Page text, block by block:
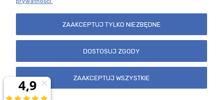
Zobacz również
Nasz sklep
Regulamin i Formularze
ZAAKCEPTUJ TYLKO NIEZBĘDNE
DOSTOSUJ ZGODY
ZAAKCEPTUJ WSZYSTKIE